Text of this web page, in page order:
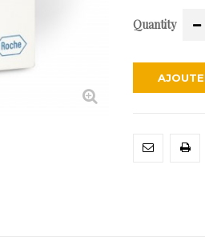
Quantity